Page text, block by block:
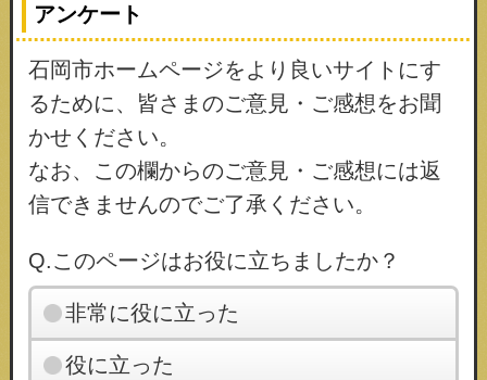
アンケート
石岡市ホームページをより良いサイトにす
るために、皆さまのご意見・ご感想をお聞
かせください。
なお、この欄からのご意見・ご感想には返
信できませんのでご了承ください。
Q.このページはお役に立ちましたか？
非常に役に立った
役に立った